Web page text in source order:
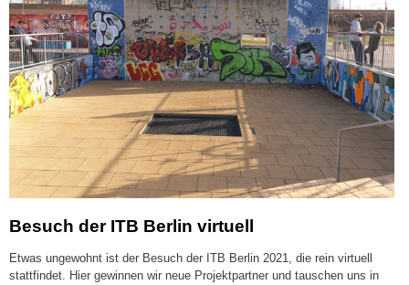
Besuch der ITB Berlin virtuell
Etwas ungewohnt ist der Besuch der ITB Berlin 2021, die rein virtuell
stattfindet. Hier gewinnen wir neue Projektpartner und tauschen uns in